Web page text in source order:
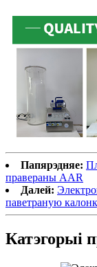
Папярэдняе:
правераны AAR
Далей:
паветраную
Катэгорыі